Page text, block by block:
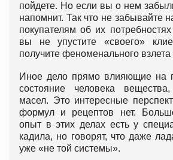
пойдете. Но если вы о нем
напомнит. Так что не забывайте
покупателям об их
вы не упустите «своего»
получите феноменального
Иное дело прямо влияющие на
состояние человека
масел. Это интересные
формул и рецептов нет.
опыт в этих делах есть у
кадила, но говорят, что даже
уже «не той системы».